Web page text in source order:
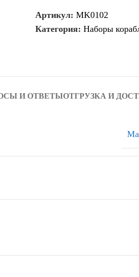
Артикул: MK0102
Категория: Наборы
И ОТВЕТЫОТГРУЗКА И